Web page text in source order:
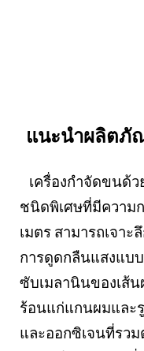
แนะนำผลิตภั
เครื่องกำจัดขนด้ว
ชนิดพิเศษที่มีความ
เมตร สามารถเจา
การดูดกลืนแสงแบบ
ซับเมลานินของเส้
ร้อนแก่แกนผมและ
และออกซิเจนที่รว